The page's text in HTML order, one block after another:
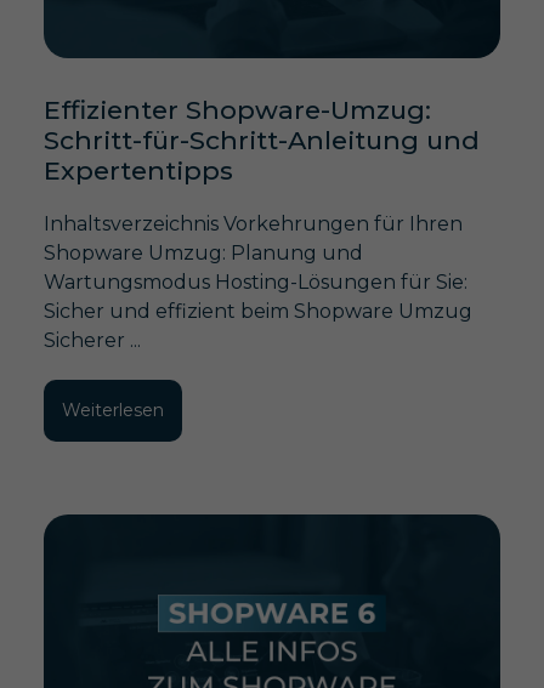
Effizienter Shopware-Umzug:
Schritt-für-Schritt-Anleitung und
Expertentipps
Inhaltsverzeichnis Vorkehrungen für Ihren
Shopware Umzug: Planung und
Wartungsmodus Hosting-Lösungen für Sie:
Sicher und effizient beim Shopware Umzug
Sicherer ...
Weiterlesen